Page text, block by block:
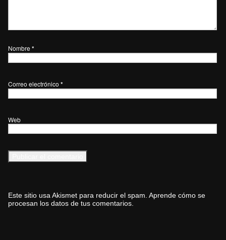
Nombre *
Correo electrónico *
Web
Este sitio usa Akismet para reducir el spam. Aprende cómo se
procesan los datos de tus comentarios.